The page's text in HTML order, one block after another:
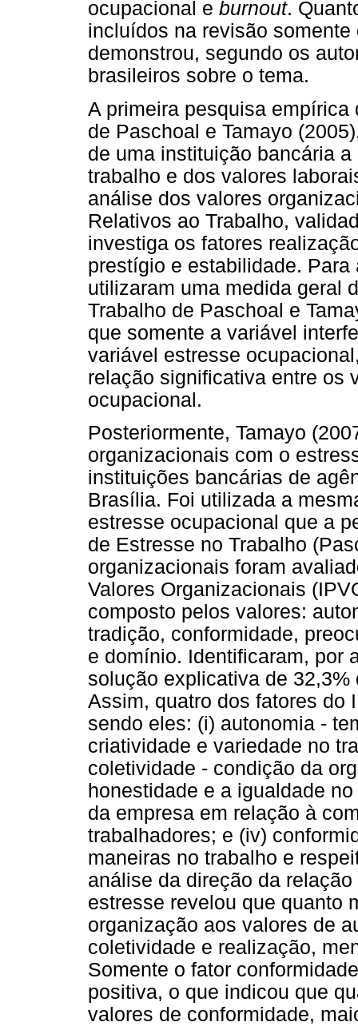
ocupacional e burnout.
incluídos na revisão
demonstrou, segundo os
brasileiros sobre o tema.
A primeira pesquisa
de Paschoal e Tamayo
de uma instituição bancária
trabalho e dos valores
análise dos valores
Relativos ao Trabalho,
investiga os fatores
prestígio e estabilidade.
utilizaram uma medida geral
Trabalho de Paschoal e
que somente a variável
variável estresse
relação significativa entre os
ocupacional.
Posteriormente, Tamayo
organizacionais com o
instituições bancárias de
Brasília. Foi utilizada a
estresse ocupacional que a
de Estresse no Trabalho
organizacionais foram
Valores Organizacionais
composto pelos valores:
tradição, conformidade,
e domínio. Identificaram, por
solução explicativa de
Assim, quatro dos fatores do
sendo eles: (i) autonomia -
criatividade e variedade no
coletividade - condição da
honestidade e a igualdade
da empresa em relação à
trabalhadores; e (iv)
maneiras no trabalho e
análise da direção da
estresse revelou que quanto
organização aos valores de
coletividade e realização,
Somente o fator
positiva, o que indicou que
valores de conformidade,